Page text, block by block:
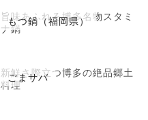
もつ鍋（福岡県）
旨味あふれる博多名物スタミ
ナ鍋
ごまサバ
新鮮さ際立つ博多の絶品郷土
料理